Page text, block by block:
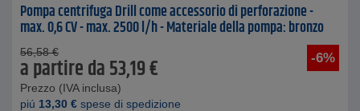
Pompa centrifuga Drill come accessorio di perforazione -
max. 0,6 CV - max. 2500 l/h - Materiale della pompa: bronzo
-6%
56,58 €
a partire da53,19€
Prezzo (IVA inclusa)
piú 13,30 € spese di spedizione